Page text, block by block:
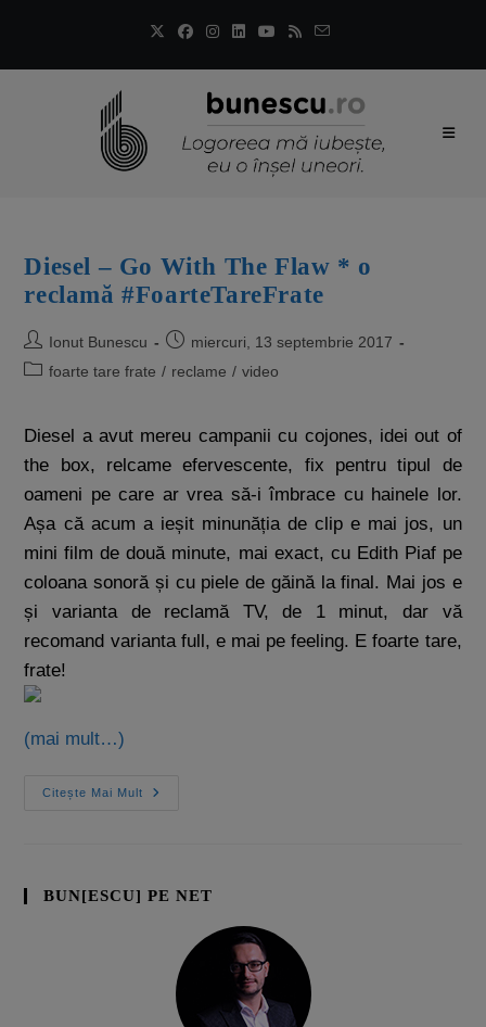
Diesel – Go With The Flaw * o
reclamă #FoarteTareFrate
Ionut Bunescu
miercuri, 13 septembrie 2017
foarte tare frate / reclame / video
Diesel a avut mereu campanii cu cojones, idei out of
the box, relcame efervescente, fix pentru tipul de
oameni pe care ar vrea să-i îmbrace cu hainele lor.
Așa că acum a ieșit minunăția de clip e mai jos, un
mini film de două minute, mai exact, cu Edith Piaf pe
coloana sonoră și cu piele de găină la final. Mai jos e
și varianta de reclamă TV, de 1 minut, dar vă
recomand varianta full, e mai pe feeling. E foarte tare,
frate!
(mai mult…)
Citește Mai Mult
BUN[ESCU] PE NET